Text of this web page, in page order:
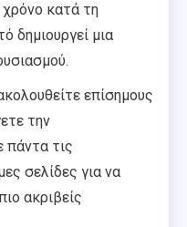
κατά τη
δημιουργεί μια
επίσημους
την
πάντα τις
σελίδες για να
ακριβείς